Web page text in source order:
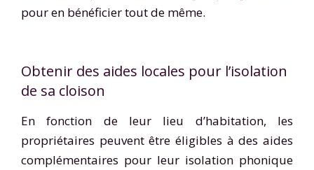
pour en bénéficier tout de même.
Obtenir des aides locales pour l’isolation
de sa cloison
En fonction de leur lieu d’habitation, les
propriétaires peuvent être éligibles à des aides
complémentaires pour leur isolation phonique